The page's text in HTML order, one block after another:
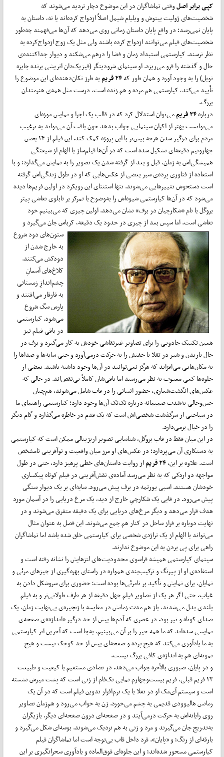
کپی برابر اصلوقتی تماشاگران در این موضوع دچار تردید می‌شوند که
شخصیت‌های ژولیت بینوش و ویلیام شیمل اصلاً ازدواج کرده‌اند یا نه، داستان به
پایان نمی‌رسد؛ در واقع پایان داستان زمانی روی می‌دهد که آن‌ها می‌فهمند چه‌طور
شخصیت‌های فیلم می‌توانند ازدواج کرده باشند ولی مثل یک زوج ازدواج‌کرده به
نظر نرسند. کیارستمی استبداد زمان و فضا را درهم می‌شکند و دیوار جداکننده‌ی
حال و گذشته را فرو می‌ریزد. او سینمای شرودینگر (فیزیک‌دان اتریشی برنده جایزه
نوبل) را به وجود آورد و همان طور که۲۴ فریم
به طرز تکان‌دهنده‌ای این موضوع را
تأیید می‌کند، کیارستمی هم مرده و هم زنده است، درست مثل همه‌ی هنرمندان
بزرگ.
درباره۲۴ فریم
می‌توان استدلال کرد که در قالب یک اجرا و نمایش موزه‌ای
می‌توانست بهتر از اکران سینمایی جواب بدهد چون بافت آن می‌تواند به ترغیب
مردم برای درگیر شدن هرچه بیش‌تر با این پروژه کمک کند. این فیلم از ۲۴ بخش
چهارونیم دقیقه‌ای تشکیل شده است که در آن‌ها فیلم‌ساز با الهام از شیفتگی
همیشگی‌اش به زمان، قبل و بعد از گرفته شدن یک تصویر را به نمایش می‌گذارد؛ و با
استفاده از فناوری پرده‌ی سبز بعضی از عکس‌هایی که او در طول زندگی‌اش گرفته
است دستخوش تغییرهایی می‌شوند. تنها استثنای این رویکرد در اولین فریم‌ها دیده
می‌شود که در آن‌ها کیارستمی شیوه‌اش را به‌وضوح با تمرکز بر تابلوی نقاشی پیتر
بروگل با نام «شکارچیان در برف» نشان می‌دهد. اولین چیزی که می‌بینیم خود
نقاشی است. اما سپسبعد از چیزی در حدود یک دقیقه، کرباس جان می‌گیرد و
ستون‌های دود شروع
به خارج شدن از
دودکش می‌کنند.
کلاغ‌های آسمانِ
چشم‌اندازِ زمستانی
به قارقار می‌افتند و
پارس سگ شروع
می‌شود. کیارستمی
در باقی فیلم نیز
همین تکنیک جادویی را برای تصاویر غیرنقاشی خودش به کار می‌گیرد و برف در
حال باریدن و شیر در تقلا با جفتش را به حرکت درمی‌آورد و حتی سایه‌ها و صداها را
به مکان‌هایی می‌افزاید که هرگز نمی‌توانند در آن‌ها وجود داشته باشند. بعضی از
جلوه‌ها کمی معیوب به نظر می‌رسند اما باقی‌شان کاملاً بی‌نقص‌اند. در حالی که
عکس‌های انگشت‌شماری، حضور انسانی را در قاب شامل می‌شوند، هم‌چنان
حس‌وحالی به‌شدت صمیمانه درباره تک‌تک آن‌ها وجود دارد؛ کیارستمی راهنمای ما
در سیاحتی از سرگذشت شخصی‌اش است که یک قدم در خاطره می‌گذارد و گام دیگر
را در خیال برمی‌دارد.
در این میان فقط در قاب بروگل، شناسایی تصویر اریژینالی ممکن است که کیارستمی
به دستکاری آن می‌پردازد؛ در عکس‌های او مرز میان واقعیت و نوآفرینی نامشخص
است. علاوه بر این،۲۴ فریم
از روایت داستان‌های خطی پرهیز دارد، حتی در طول
مواجهه دو اردکی که به نظر می‌رسد آماده‌ی نقش‌آفرینی در فیلم کوتاه پیکساری
خودشان هستند. اسبی یورتمه در برف پیش می‌رود. سایه‌ای بر یک دیوار سنگی
پیش می‌رود. در قابی یک شکارچیِ خارج از دید، یک مرغ دریایی را در آسمان مورد
هدف قرار می‌دهد و دیگر مرغ‌های دریایی برای یک دقیقه متفرق می‌شوند و در
نهایت دوباره بر فراز ساحل در کنار هم جمع می‌شوند. این فصل به عنوان مثال
می‌تواند با الهام از یک تراژدی شخصی برای کیارستمی خلق شده باشد اما تماشاگران
راهی برای پی بردن به این موضوع ندارند.
سینمای کیارستمی همیشه فراسوی محدودیت‌های لنزهایش را نشانه رفته است و
استفاده‌ی او از پیرنگ و ترکیب‌بندی همواره در راستای بهره‌گیری از چیزهای مرئی و
نمایان، برای نمایش و تأکید بر نامرئی‌ها بوده است؛ حضوری برای سروشکل دادن به
غیاب. حتی اگر هر یک از تصاویر فیلم چهل دقیقه از هر طرف طولانی‌تر و به فیلم
بلندی بدل می‌شدند، باز هم مدت زمانش در مقایسه با زنجیره‌ی بی‌نهایت زمان، یک
صدای کوتاه و تیز بود. در عصری که آدم‌ها بیش از حد درگیر «اندازه»‌ی صفحه‌ی
نمایشی شده‌اند که ما همه چیز را بر آن می‌بینیم، به‌جا است که آخرین اثر کیارستمی
به ما یادآوری می‌کند که هیچ پرده و صفحه‌ای بیش از حد کوچک نیست و هیچ
نمونه‌ای هم به اندازه‌ی کافی بزرگ نیست.
و در پایان، صبوری بالأخره جواب می‌دهد. در تضادی مستقیم با کیفیت و طبیعت
۲۳ فریم قبلی، فریم بیست‌وچهارم نمایی تک‌فام از زنی است که پشت میزش نشسته
است و سیستم آی‌مک او در تقلا با یک نرم‌افزار تدوین فیلم است که در آن یک
رمانس هالیوودی قدیمی به چشم می‌خورد. زن به خواب می‌رود و هم‌زمان تصاویر
روی رایانه‌اش به حرکت درمی‌آیند و در صفحه‌ای درون صفحه‌ای دیگر، بازیگران
به‌تدریج جان می‌گیرند و مرد و زنی به هم نزدیک می‌شوند. بوسه‌ای شکل می‌گیرد و
بارقه‌ای از رنگ؛ و «پایان». فرد داخل قاب بی‌توجه است اما تماشاگران فیلم
کیارستمی مسحور شده‌اند؛ و این جلوه‌ای فوق‌العاده و یادآوری سحرانگیزی بر این